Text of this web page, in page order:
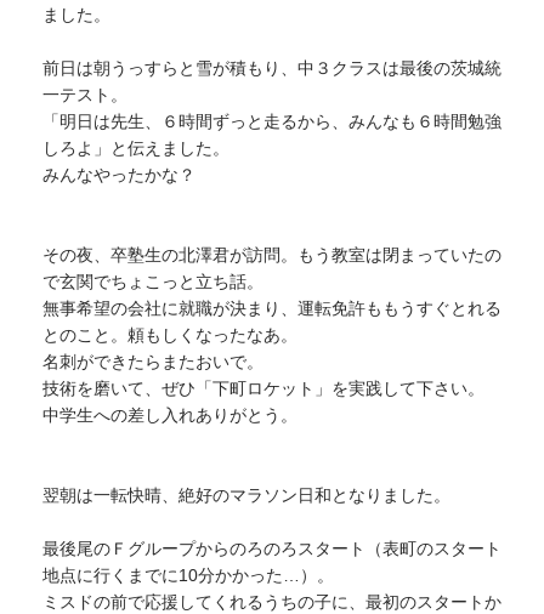
ました。
前日は朝うっすらと雪が積もり、中３クラスは最後の茨城統
一テスト。
「明日は先生、６時間ずっと走るから、みんなも６時間勉強
しろよ」と伝えました。
みんなやったかな？
その夜、卒塾生の北澤君が訪問。もう教室は閉まっていたの
で玄関でちょこっと立ち話。
無事希望の会社に就職が決まり、運転免許ももうすぐとれる
とのこと。頼もしくなったなあ。
名刺ができたらまたおいで。
技術を磨いて、ぜひ「下町ロケット」を実践して下さい。
中学生への差し入れありがとう。
翌朝は一転快晴、絶好のマラソン日和となりました。
最後尾のＦグループからのろのろスタート（表町のスタート
地点に行くまでに10分かかった…）。
ミスドの前で応援してくれるうちの子に、最初のスタートか